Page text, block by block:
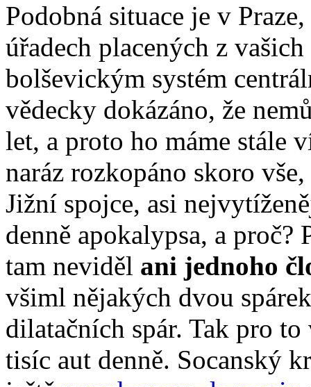
Podobná situace je v
úřadech placených z
bolševickým systém
vědecky dokázáno, že
let, a proto ho máme stále
naráz rozkopáno skoro
Jižní spojce, asi
denně apokalypsa, a
tam neviděl ani jednoho
všiml nějakých dvou
dilatačních spár. Tak pro
tisíc aut denně. Socanský